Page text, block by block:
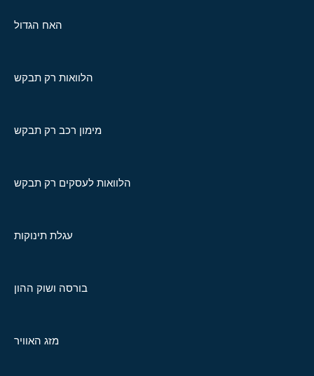
האח הגדול
הלוואות רק תבקש
מימון רכב רק תבקש
הלוואות לעסקים רק תבקש
עגלת תינוקות
בורסה ושוק ההון
מזג האוויר